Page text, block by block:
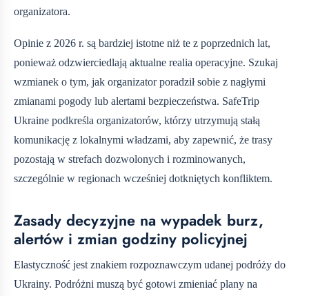
organizatora.
Opinie z 2026 r. są bardziej istotne niż te z poprzednich lat,
ponieważ odzwierciedlają aktualne realia operacyjne. Szukaj
wzmianek o tym, jak organizator poradził sobie z nagłymi
zmianami pogody lub alertami bezpieczeństwa. SafeTrip
Ukraine podkreśla organizatorów, którzy utrzymują stałą
komunikację z lokalnymi władzami, aby zapewnić, że trasy
pozostają w strefach dozwolonych i rozminowanych,
szczególnie w regionach wcześniej dotkniętych konfliktem.
Zasady decyzyjne na wypadek burz,
alertów i zmian godziny policyjnej
Elastyczność jest znakiem rozpoznawczym udanej podróży do
Ukrainy. Podróżni muszą być gotowi zmieniać plany na